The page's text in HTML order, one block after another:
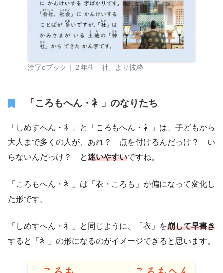
漢字eブック｜２年生「社」より抜粋
「ころもへん・衤」のなりたち
「しめすへん・礻」と「ころもへん・衤」は、子どもから
大人まで多くの人が、あれ？ 点を付けるんだっけ？ い
らないんだっけ？ と迷いやすいですね。
「ころもへん・衤」は「衣・ころも」が偏になって変化し
た形です。
「しめすへん・礻」と同じように、「衣」を崩して早書き
すると「衤」の形になるのがイメージできると思います。